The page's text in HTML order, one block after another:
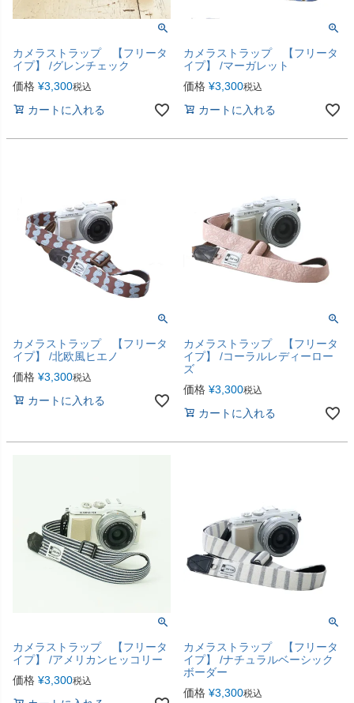
カメラストラップ 【フリータ
イプ】 /グレンチェック
価格 ¥3,300税込
カートに入れる
カメラストラップ 【フリータ
イプ】 /マーガレット
価格 ¥3,300税込
カートに入れる
カメラストラップ 【フリータ
イプ】 /北欧風ヒエノ
価格 ¥3,300税込
カートに入れる
カメラストラップ 【フリータ
イプ】 /コーラルレディーロー
ズ
価格 ¥3,300税込
カートに入れる
カメラストラップ 【フリータ
イプ】 /アメリカンヒッコリー
価格 ¥3,300税込
カメラストラップ 【フリータ
イプ】 /ナチュラルベーシック
ボーダー
価格 ¥3,300税込